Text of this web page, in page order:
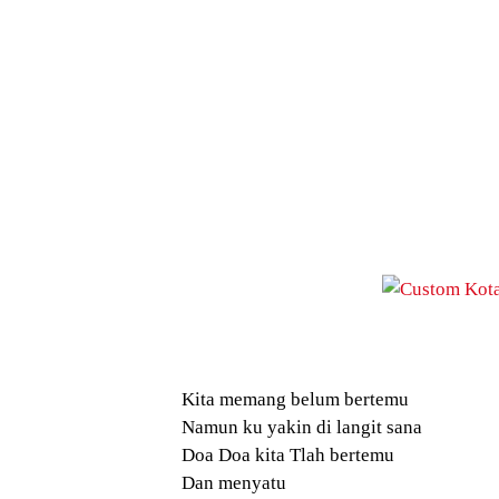
Kita memang belum bertemu
Namun ku yakin di langit sana
Doa Doa kita Tlah bertemu
Dan menyatu